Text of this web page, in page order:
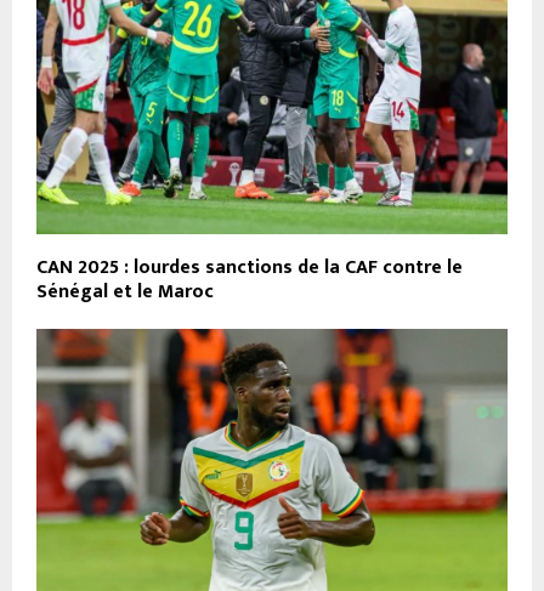
CAN 2025 : lourdes sanctions de la CAF contre le
Sénégal et le Maroc